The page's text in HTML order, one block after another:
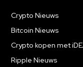
Crypto Nieuws
Bitcoin Nieuws
Crypto kopen met
Ripple Nieuws